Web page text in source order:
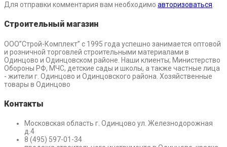
Для отправки комментария вам необходимо авторизоваться
Строительный магазин
ООО”Строй-Комплект” с 1995 года успешно занимается оптовой
и розничной торговлей строительными материалами в
Одинцово и Одинцовском районе. Наши клиенты; Министерство
Обороны РФ, МЧС, детские сады и школы, а также частные лица
- жители г. Одинцово и Одинцовского района. Хозяйственные
товары в Одинцово
Контакты
Московская область г. Одинцово ул. Железнодорожная
д.4
8 (495) 597-01-34